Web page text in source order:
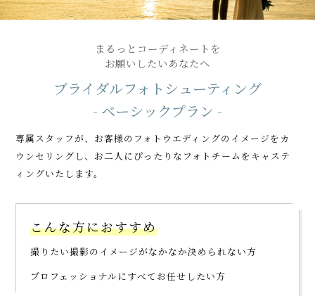
まるっとコーディネートを
お願いしたいあなたへ
ブライダルフォトシューティング
- ベーシックプラン -
専属スタッフが、お客様のフォトウエディングのイメージをカ
ウンセリングし、 お二人にぴったりなフォトチームをキャステ
ィングいたします。
こんな方におすすめ
撮りたい撮影のイメージがなかなか決められない方
プロフェッショナルにすべてお任せしたい方